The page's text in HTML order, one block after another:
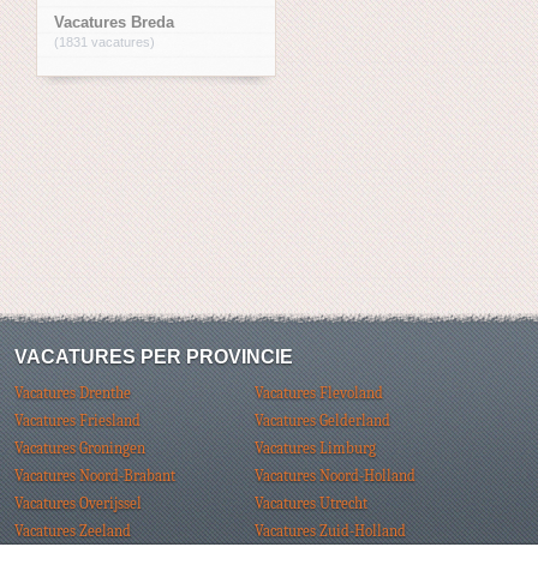
Vacatures Breda
(1831 vacatures)
VACATURES PER PROVINCIE
Vacatures Drenthe
Vacatures Flevoland
Vacatures Friesland
Vacatures Gelderland
Vacatures Groningen
Vacatures Limburg
Vacatures Noord-Brabant
Vacatures Noord-Holland
Vacatures Overijssel
Vacatures Utrecht
Vacatures Zeeland
Vacatures Zuid-Holland